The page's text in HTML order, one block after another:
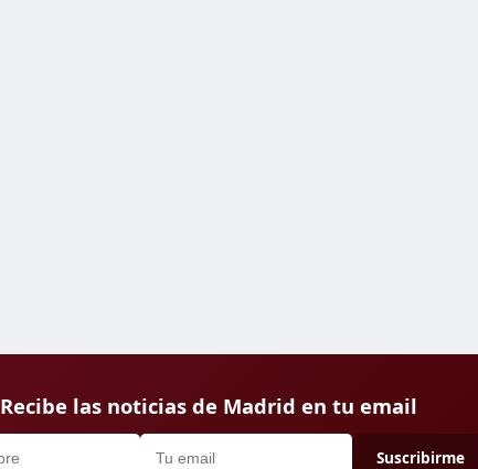
Recibe las noticias de Madrid en tu email
Suscribirme